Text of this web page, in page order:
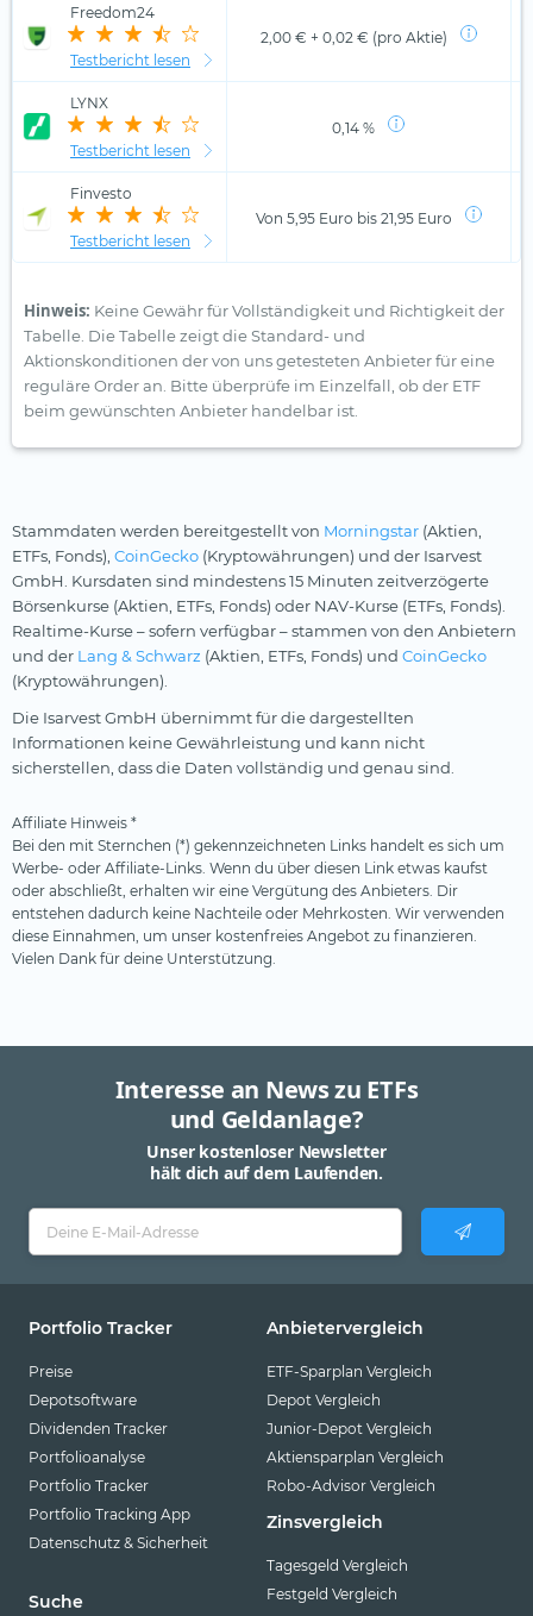
Freedom24
Testbericht lesen
2,00 € + 0,02 € (pro Aktie)
LYNX
Testbericht lesen
0,14 %
Finvesto
Testbericht lesen
Von 5,95 Euro bis 21,95 Euro
Hinweis: Keine Gewähr für Vollständigkeit und Richtigkeit der
Tabelle. Die Tabelle zeigt die Standard- und
Aktionskonditionen der von uns getesteten Anbieter für eine
reguläre Order an. Bitte überprüfe im Einzelfall, ob der ETF
beim gewünschten Anbieter handelbar ist.
Stammdaten werden bereitgestellt von Morningstar (Aktien,
ETFs, Fonds), CoinGecko (Kryptowährungen) und der Isarvest
GmbH. Kursdaten sind mindestens 15 Minuten zeitverzögerte
Börsenkurse (Aktien, ETFs, Fonds) oder NAV-Kurse (ETFs, Fonds).
Realtime-Kurse – sofern verfügbar – stammen von den Anbietern
und der Lang & Schwarz (Aktien, ETFs, Fonds) und CoinGecko
(Kryptowährungen).
Die Isarvest GmbH übernimmt für die dargestellten
Informationen keine Gewährleistung und kann nicht
sicherstellen, dass die Daten vollständig und genau sind.
Affiliate Hinweis *
Bei den mit Sternchen (*) gekennzeichneten Links handelt es sich um
Werbe- oder Affiliate-Links. Wenn du über diesen Link etwas kaufst
oder abschließt, erhalten wir eine Vergütung des Anbieters. Dir
entstehen dadurch keine Nachteile oder Mehrkosten. Wir verwenden
diese Einnahmen, um unser kostenfreies Angebot zu finanzieren.
Vielen Dank für deine Unterstützung.
Interesse an News zu ETFs
und Geldanlage?
Unser kostenloser Newsletter
hält dich auf dem Laufenden.
Portfolio Tracker
Preise
Depotsoftware
Dividenden Tracker
Portfolioanalyse
Portfolio Tracker
Portfolio Tracking App
Datenschutz & Sicherheit
Suche
Anbietervergleich
ETF-Sparplan Vergleich
Depot Vergleich
Junior-Depot Vergleich
Aktiensparplan Vergleich
Robo-Advisor Vergleich
Zinsvergleich
Tagesgeld Vergleich
Festgeld Vergleich